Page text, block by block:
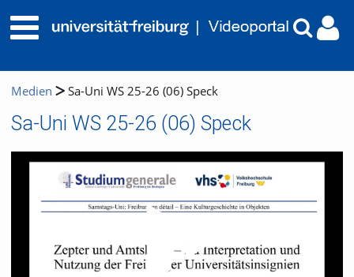
Medien Sa-Uni WS 25-26 (06) Speck
Sa-Uni WS 25-26 (06) Speck